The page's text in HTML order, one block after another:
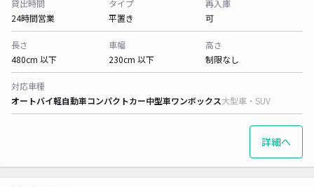
貸出時間
24時間営業
タイプ
平置き
再入庫
可
長さ
480cm 以下
車幅
230cm 以下
高さ
制限なし
対応車種
オートバイ軽自動車コンパクトカー中型車ワンボックス大型車・SUV
詳細へ